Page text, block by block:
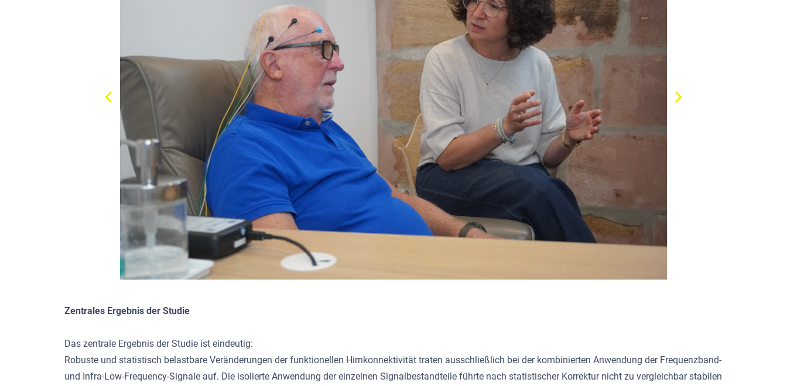
Zentrales Ergebnis der Studie
Das zentrale Ergebnis der Studie ist eindeutig:
Robuste und statistisch belastbare Veränderungen der funktionellen Hirnkonnektivität traten ausschließlich bei der kombinierten Anwendung der Frequenzband-
und Infra-Low-Frequency-Signale auf. Die isolierte Anwendung der einzelnen Signalbestandteile führte nach statistischer Korrektur nicht zu vergleichbar stabilen